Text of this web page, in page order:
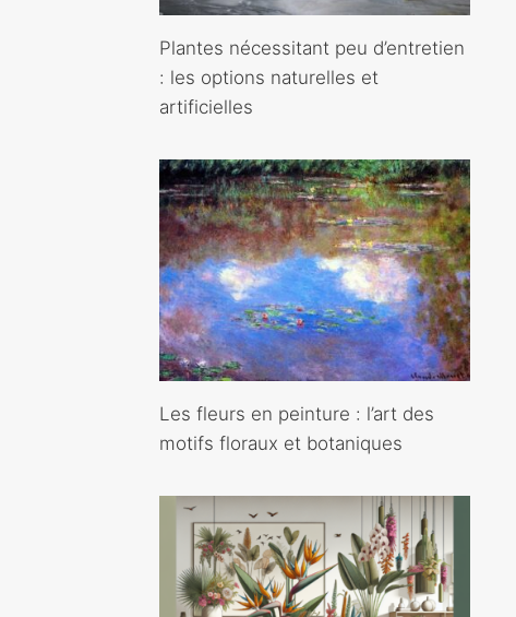
Plantes nécessitant peu d’entretien
: les options naturelles et
artificielles
Les fleurs en peinture : l’art des
motifs floraux et botaniques